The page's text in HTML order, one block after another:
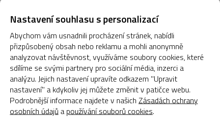
2 050 Kč
Přidat do košíku
Skladem
2 990 Kč
Přidat do košíku
Skladem
Nastavení souhlasu s personalizací
Abychom vám usnadnili procházení stránek, nabídli
přizpůsobený obsah nebo reklamu a mohli anonymně
analyzovat návštěvnost, využíváme soubory cookies, které
sdílíme se svými partnery pro sociální média, inzerci a
analýzu. Jejich nastavení upravíte odkazem "Upravit
nastavení" a kdykoliv jej můžete změnit v patičce webu.
Podrobnější informace najdete v našich Zásadách ochrany
osobních údajů a používání souborů cookies.